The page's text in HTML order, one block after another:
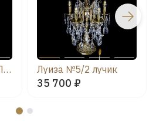
Настольная лампа Луиза №5/2 баден Луиза №5/2 лучик
35 700 ₽